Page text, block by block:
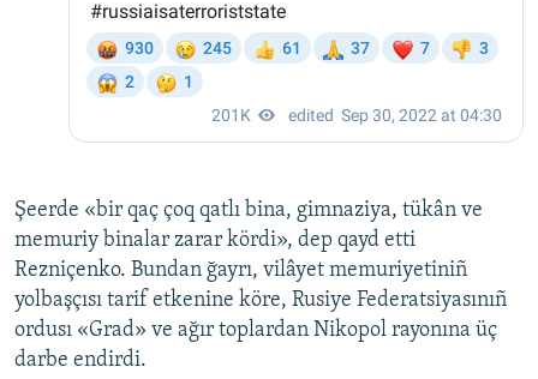
Şeerde «bir qaç çoq qatlı bina, gimnaziya, tükân ve
memuriy binalar zarar kördi», dep qayd etti
Rezniçenko. Bundan ğayrı, vilâyet memuriyetiniñ
yolbaşçısı tarif etkenine köre, Rusiye Federatsiyasınıñ
ordusı «Grad» ve ağır toplardan Nikopol rayonına üç
darbe endirdi.